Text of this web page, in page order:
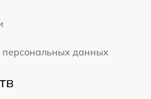
персональных данных